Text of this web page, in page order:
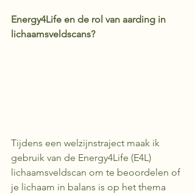
Energy4Life en de rol van aarding in
lichaamsveldscans?
Tijdens een welzijnstraject maak ik
gebruik van de Energy4Life (E4L)
lichaamsveldscan om te beoordelen of
je lichaam in balans is op het thema